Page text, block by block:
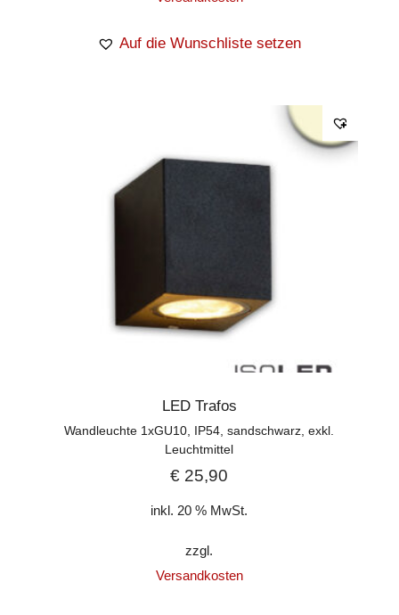
Auf die Wunschliste setzen
LED Trafos
Wandleuchte 1xGU10, IP54, sandschwarz, exkl.
Leuchtmittel
€ 25,90
inkl. 20 % MwSt.
zzgl.
Versandkosten